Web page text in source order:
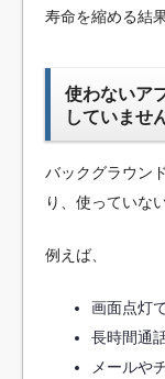
寿命を縮める結
使わないア
していませ
バックグラウン
り、使っていな
例えば、
画面点灯
長時間通
メールや